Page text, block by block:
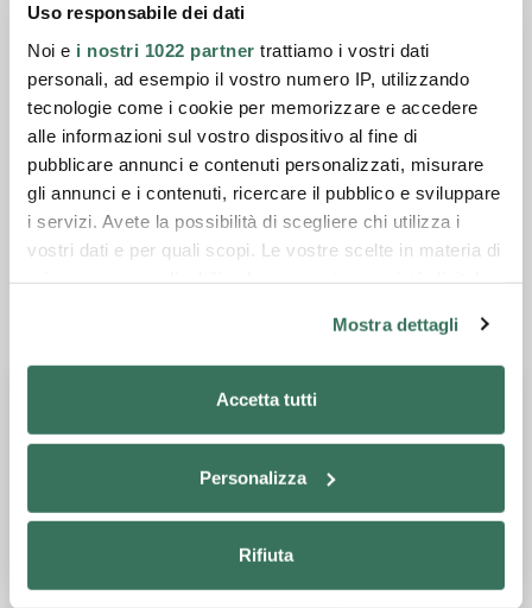
Uso responsabile dei dati
Noi e i nostri 1022 partner trattiamo i vostri dati
personali, ad esempio il vostro numero IP, utilizzando
tecnologie come i cookie per memorizzare e accedere
alle informazioni sul vostro dispositivo al fine di
pubblicare annunci e contenuti personalizzati, misurare
gli annunci e i contenuti, ricercare il pubblico e sviluppare
i servizi. Avete la possibilità di scegliere chi utilizza i
vostri dati e per quali scopi. Le vostre scelte in materia di
modificare o revocare il proprio consenso in qualsiasi
momento dalla Dichiarazione sui cookie o facendo clic
sull'icona di attivazione della privacy.
Con il tuo consenso, vorremmo anche:
raccogliere informazioni sulla tua posizione
geografica, con un'approssimazione di qualche
Identificare il tuo dispositivo, scansionandolo
attivamente alla ricerca di caratteristiche specifiche
Mostra dettagli
Accetta tutti
Personalizza
Rifiuta
commandée par deux poussoirs
version AP Descente du plateau supérieur
commandée par pédale, complet de bande de
sécurité
Fiche technique
Catalogue général